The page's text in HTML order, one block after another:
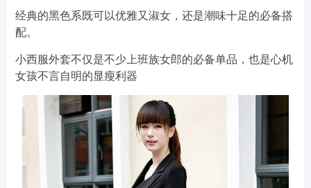
经典的黑色系既可以优雅又淑女，还是潮味十足的必备搭
配。
小西服外套不仅是不少上班族女郎的必备单品，也是心机
女孩不言自明的显瘦利器